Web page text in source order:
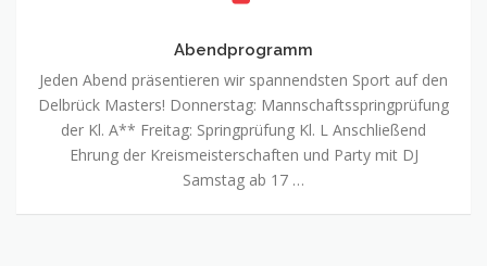
Abendprogramm
Jeden Abend präsentieren wir spannendsten Sport auf den
Delbrück Masters! Donnerstag: Mannschaftsspringprüfung
der Kl. A** Freitag: Springprüfung Kl. L Anschließend
Ehrung der Kreismeisterschaften und Party mit DJ
Samstag ab 17 …